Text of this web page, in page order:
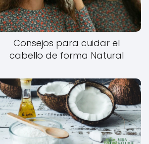
Consejos para cuidar el
cabello de forma Natural